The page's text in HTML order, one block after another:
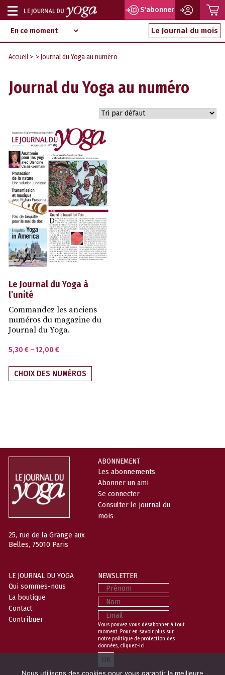
Aller
au
contenu
d‘information
indépendant
Afficher
ou
masquer
navigation
S'abonner
Le Journal du mois
Accueil > > Journal du Yoga au numéro
Journal du Yoga au numéro
Le Journal du Yoga à
l’unité
Commandez les anciens
numéros du magazine du
Journal du Yoga.
5,30 € – 12,00 €
CHOIX DES NUMÉROS
25, rue de la Grange aux
Belles, 75010 Paris
ABONNEMENT
Les abonnements
Abonner un ami
Se connecter
Consulter le journal du
mois
LE JOURNAL DU YOGA
Qui sommes-nous
La boutique
Contact
Contribuer
NEWSLETTER
Prénom
Nom
Email
Vous pouvez vous désabonner à tout
moment. Pour en savoir plus sur
notre politique de protection des
données, cliquez-ici
Nous utilisons des cookies pour vous garantir la meilleure